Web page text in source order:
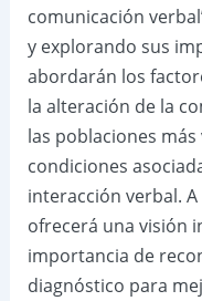
comunicación
y explorando sus
abordarán los
la alteración de la
las poblaciones
condiciones
interacción verbal.
ofrecerá una visión
importancia de
diagnóstico para